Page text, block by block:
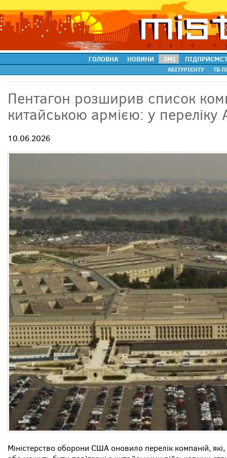
ГОЛОВНА НОВИНИ ЗМІ
АБІТУРІЄНТУ ТВ-
Пентагон розширив список
китайською армією: у переліку
10.06.2026
Міністерство оборони США оновило перелік компаній,